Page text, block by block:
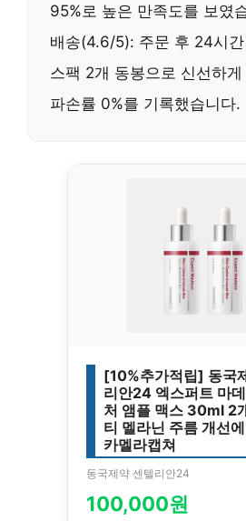
95% 로 높은 만족도를 보였
배송(4.6/5): 주문 후 24시
스팩 2개 동봉으로 신선하
파손률 0%를 기록했습니다.
[10%추가적립] 동국
리안24 엑스퍼트 마
처 앰플 맥스 30ml 2
티 멜라닌 주름 개선
카멜라캡쳐
동국제약 센텔리안24
100,000원